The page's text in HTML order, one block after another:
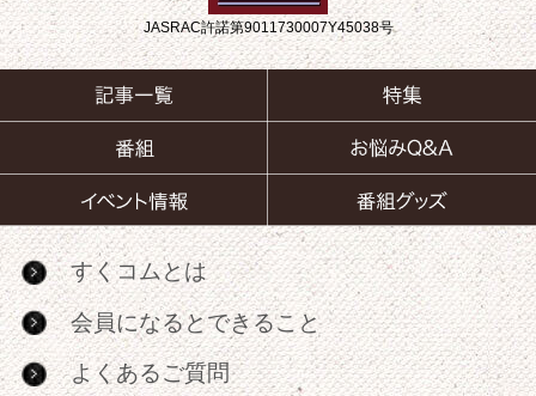
JASRAC許諾第9011730007Y45038号
すくコムとは
会員になるとできること
よくあるご質問